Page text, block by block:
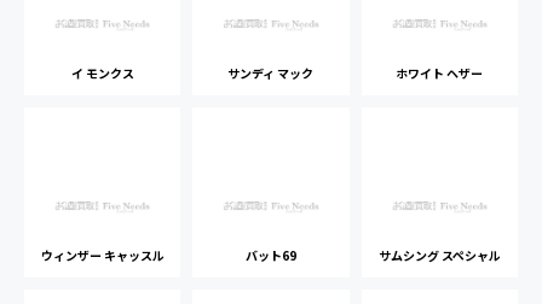
イ モンクス サンディ マック ホワイト ヘザー
ウィンザー キャッスル バット69 サムシング スペシャル